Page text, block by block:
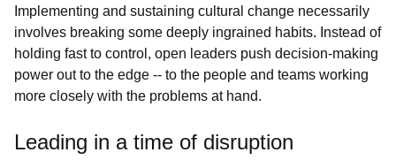
Implementing and sustaining cultural change necessarily
involves breaking some deeply ingrained habits. Instead of
holding fast to control, open leaders push decision-making
power out to the edge -- to the people and teams working
more closely with the problems at hand.
Leading in a time of disruption